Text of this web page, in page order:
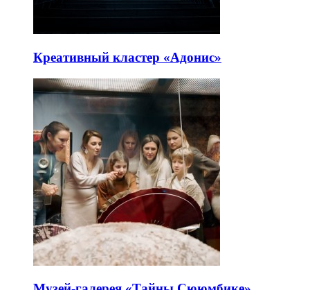
Креативный кластер «Адонис»